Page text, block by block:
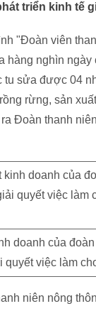
triển kinh tế
"Đoàn viên
hàng nghìn
tu sửa được 04
rừng, sản
Đoàn thanh
doanh của
quyết việc làm
niên nông